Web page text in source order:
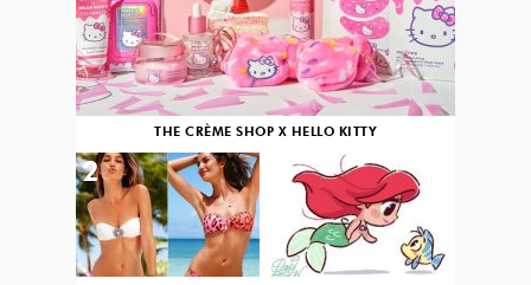
THE CRÈME SHOP X HELLO KITTY
2 3